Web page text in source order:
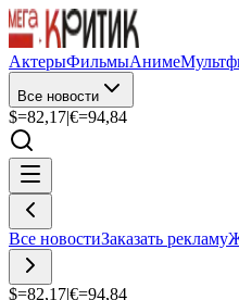
АктерыФильмыАниме
Все новости
$=82,17|€=94,84
Все новостиЗаказать рекламу
$=82,17|€=94,84